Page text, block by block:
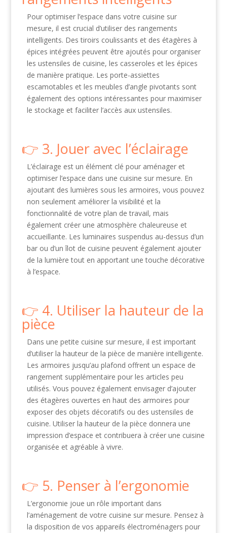
Pour optimiser l’espace dans votre cuisine sur
mesure, il est crucial d’utiliser des rangements
intelligents. Des tiroirs coulissants et des étagères à
épices intégrées peuvent être ajoutés pour organiser
les ustensiles de cuisine, les casseroles et les épices
de manière pratique. Les porte-assiettes
escamotables et les meubles d’angle pivotants sont
également des options intéressantes pour maximiser
le stockage et faciliter l’accès aux ustensiles.
3. Jouer avec l’éclairage
L’éclairage est un élément clé pour aménager et
optimiser l’espace dans une cuisine sur mesure. En
ajoutant des lumières sous les armoires, vous pouvez
non seulement améliorer la visibilité et la
fonctionnalité de votre plan de travail, mais
également créer une atmosphère chaleureuse et
accueillante. Les luminaires suspendus au-dessus d’un
bar ou d’un îlot de cuisine peuvent également ajouter
de la lumière tout en apportant une touche décorative
à l’espace.
4. Utiliser la hauteur de la
pièce
Dans une petite cuisine sur mesure, il est important
d’utiliser la hauteur de la pièce de manière intelligente.
Les armoires jusqu’au plafond offrent un espace de
rangement supplémentaire pour les articles peu
utilisés. Vous pouvez également envisager d’ajouter
des étagères ouvertes en haut des armoires pour
exposer des objets décoratifs ou des ustensiles de
cuisine. Utiliser la hauteur de la pièce donnera une
impression d’espace et contribuera à créer une cuisine
organisée et agréable à vivre.
5. Penser à l’ergonomie
L’ergonomie joue un rôle important dans
l’aménagement de votre cuisine sur mesure. Pensez à
la disposition de vos appareils électroménagers pour